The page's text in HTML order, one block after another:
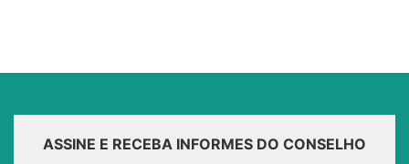
ASSINE E RECEBA INFORMES DO CONSELHO